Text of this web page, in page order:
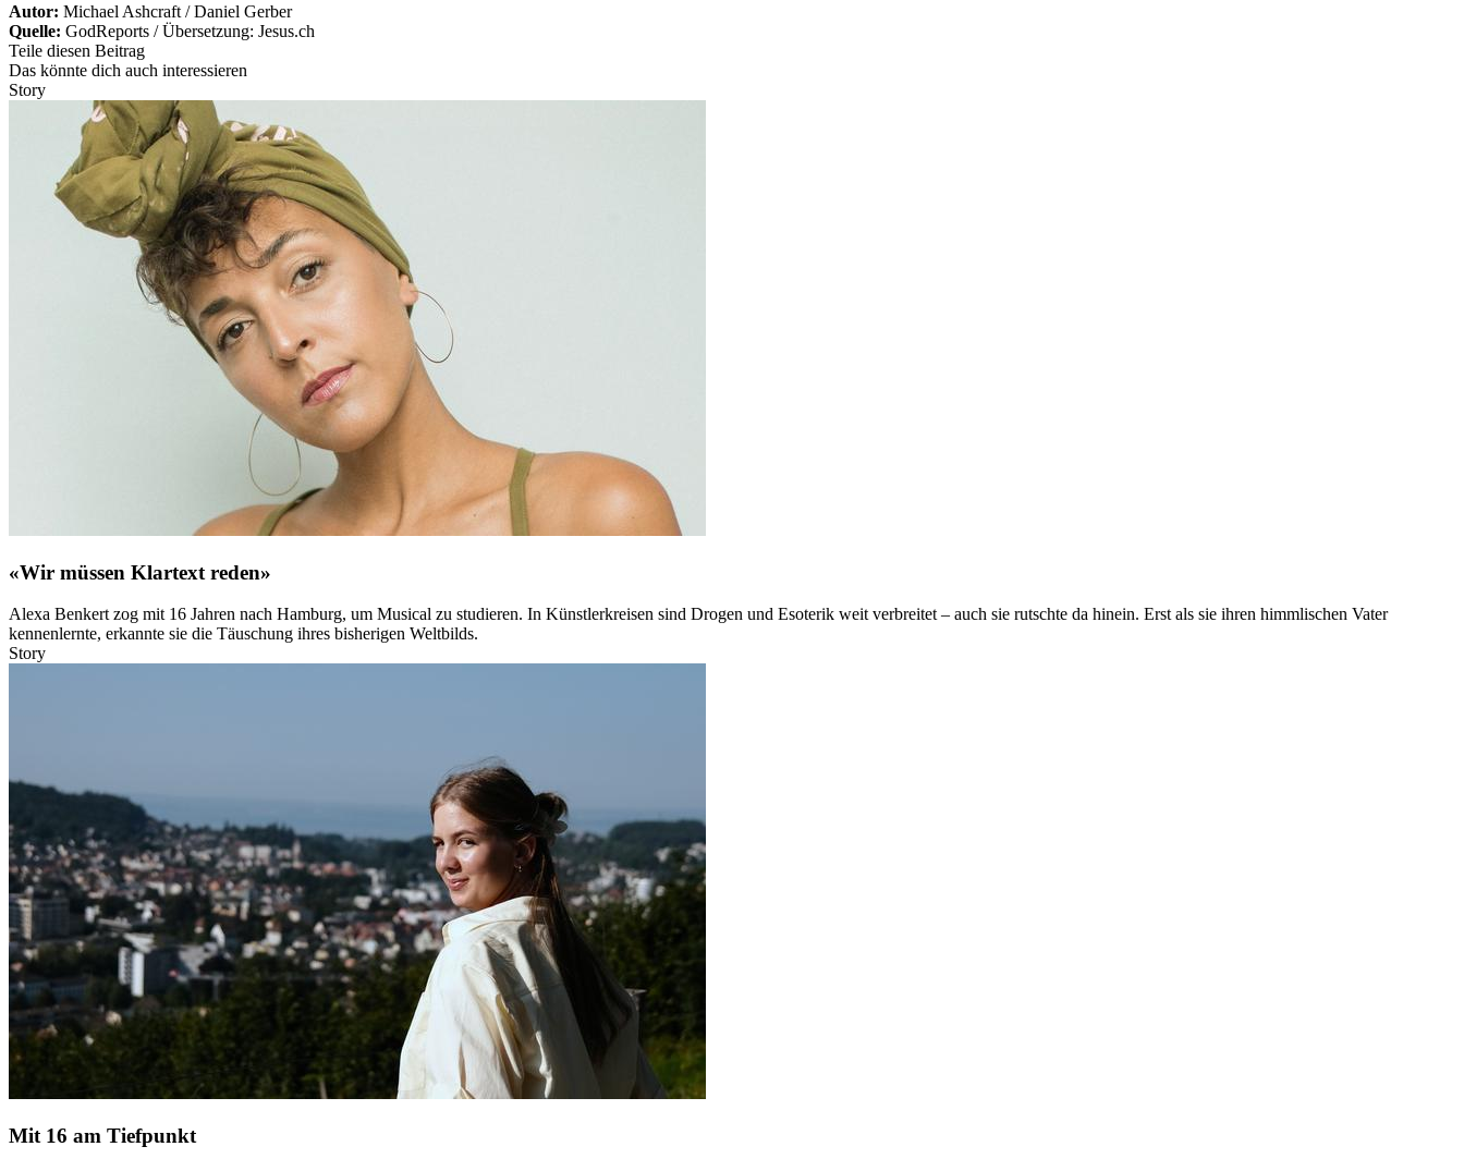
Autor: Michael Ashcraft / Daniel Gerber
Quelle: GodReports / Übersetzung: Jesus.ch
Teile diesen Beitrag
Das könnte dich auch interessieren
Story
«Wir müssen Klartext reden»
Alexa Benkert zog mit 16 Jahren nach Hamburg, um Musical zu studieren. In Künstlerkreisen sind Drogen und Esoterik weit verbreitet – auch sie rutschte da hinein. Erst als sie ihren himmlischen Vater
kennenlernte, erkannte sie die Täuschung ihres bisherigen Weltbilds.
Story
Mit 16 am Tiefpunkt